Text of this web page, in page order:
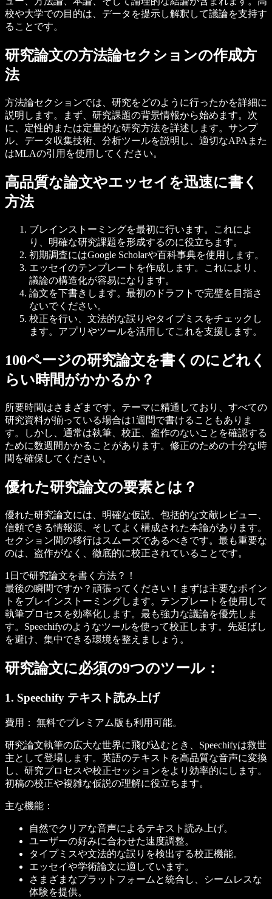
校や大学での目的は、データを提示し解釈して議論を支持す
ることです。
研究論文の方法論セクションの作成方
法
方法論セクションでは、研究をどのように行ったかを詳細に
説明します。まず、研究課題の背景情報から始めます。次
に、定性的または定量的な研究方法を詳述します。サンプ
ル、データ収集技術、分析ツールを説明し、適切なAPAまた
はMLAの引用を使用してください。
高品質な論文やエッセイを迅速に書く
方法
ブレインストーミングを最初に行います。これによ
り、明確な研究課題を形成するのに役立ちます。
初期調査にはGoogle Scholarや百科事典を使用します。
エッセイのテンプレート を作成します。これにより、
議論の構造化が容易になります。
論文を下書きします。最初のドラフトで完璧を目指さ
ないでください。
校正を行い、文法的な誤りやタイプミスをチェックし
ます。アプリやツールを活用してこれを支援します。
100ページの研究論文を書くのにどれく
らい時間がかかるか？
所要時間はさまざまです。テーマに精通しており、すべての
研究資料が揃っている場合は1週間で書けることもありま
す。しかし、通常は執筆、校正、盗作のないことを確認する
ために数週間かかることがあります。修正のための十分な時
間を確保してください。
優れた研究論文の要素とは？
優れた研究論文には、明確な仮説、包括的な文献レビュー、
信頼できる情報源、そしてよく構成された本論があります。
セクション間の移行はスムーズであるべきです。最も重要な
のは、盗作がなく、徹底的に校正されていることです。
1日で研究論文を書く方法？！
最後の瞬間ですか？頑張ってください！まずは主要なポイン
トをブレインストーミングします。テンプレートを使用して
執筆プロセスを効率化します。最も強力な議論を優先しま
す。Speechifyのようなツールを使って校正します。先延ばし
を避け、集中できる環境を整えましょう。
研究論文に必須の9つのツール：
1. Speechify テキスト読み上げ
費用： 無料でプレミアム版も利用可能。
研究論文執筆の広大な世界に飛び込むとき、Speechifyは救世
主として登場します。英語のテキストを高品質な音声に変換
し、研究プロセスや校正セッションをより効率的にします。
初稿の校正や複雑な仮説の理解に役立ちます。
主な機能：
自然でクリアな音声によるテキスト読み上げ。
ユーザーの好みに合わせた速度調整。
タイプミスや文法的な誤りを検出する校正機能。
エッセイや学術論文に適しています。
さまざまなプラットフォームと統合し、シームレスな
体験を提供。